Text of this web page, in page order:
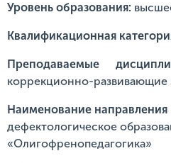
Уровень образования:
Квалификационная
Преподаваемые
коррекционно-развивающие
Наименование направления
дефектологическое
«Олигофренопедагогика»